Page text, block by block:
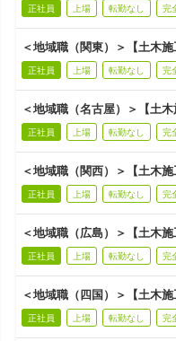
正社員 上場 転勤なし 完
＜地域職（関東）＞【土木
正社員 上場 転勤なし 完
＜地域職（名古屋）＞【土
正社員 上場 転勤なし 完
＜地域職（関西）＞【土木
正社員 上場 転勤なし 完
＜地域職（広島）＞【土木
正社員 上場 転勤なし 完
＜地域職（四国）＞【土木
正社員 上場 転勤なし 完